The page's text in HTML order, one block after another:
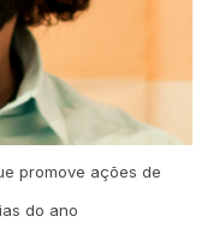
promove ações de
do ano